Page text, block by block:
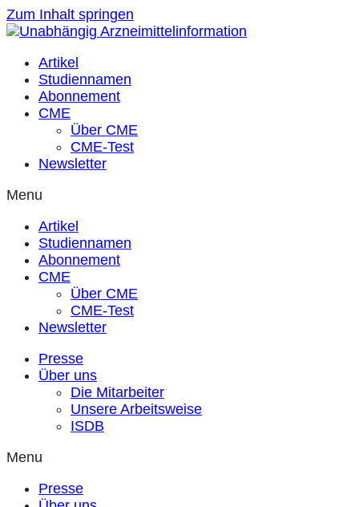
Zum Inhalt springen
Artikel
Studiennamen
Abonnement
CME
Über CME
CME-Test
Newsletter
Menu
Artikel
Studiennamen
Abonnement
CME
Über CME
CME-Test
Newsletter
Presse
Über uns
Die Mitarbeiter
Unsere Arbeitsweise
ISDB
Menu
Presse